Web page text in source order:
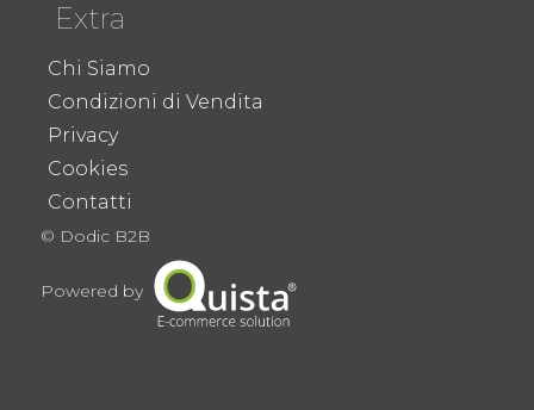
Extra
Chi Siamo
Condizioni di Vendita
Privacy
Cookies
Contatti
© Dodic B2B
Powered by